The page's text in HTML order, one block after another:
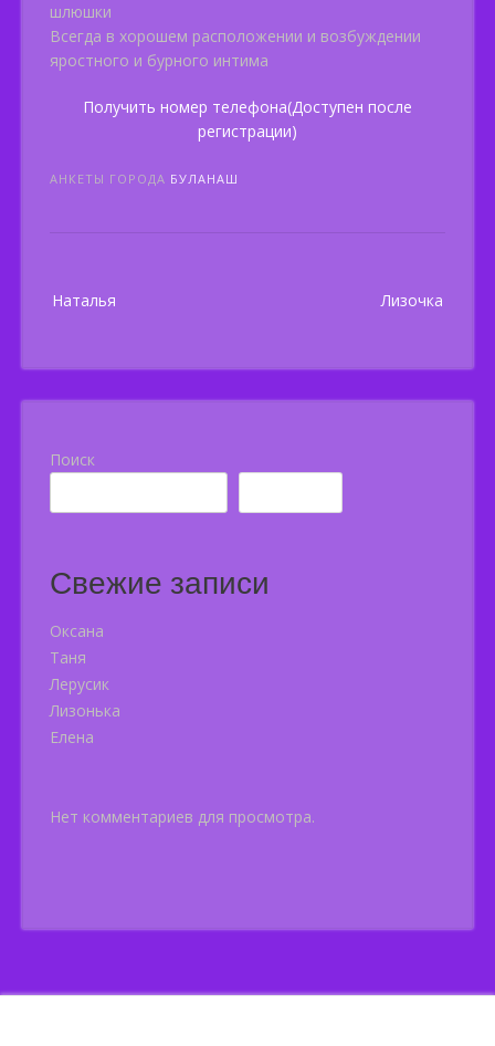
шлюшки
Всегда в хорошем расположении и возбуждении
яростного и бурного интима
Получить номер телефона(Доступен после
регистрации)
АНКЕТЫ ГОРОДА БУЛАНАШ
navigation
Наталья Лизочка
Поиск
Свежие записи
Оксана
Таня
Лерусик
Лизонька
Елена
Нет комментариев для просмотра.